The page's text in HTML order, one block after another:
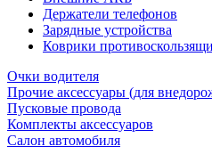
Держатели телефонов
Зарядные устройства
Коврики
Очки водителя
Прочие аксессуары (для
Пусковые провода
Комплекты аксессуаров
Салон автомобиля